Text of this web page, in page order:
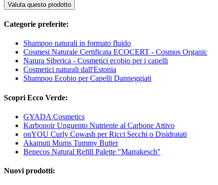
Valuta questo prodotto
Categorie preferite:
Shampoo naturali in formato fluido
Cosmesi Naturale Certificata ECOCERT - Cosmos Organic
Natura Siberica - Cosmetici ecobio per i capelli
Cosmetici naturali dall'Estonia
Shampoo Ecobio per Capelli Danneggiati
Scopri Ecco Verde:
GYADA Cosmetics
Karbonoir Unguento Nutriente al Carbone Attivo
onYOU Curly Cowash per Ricci Secchi o Disidratati
Akamuti Mums Tummy Butter
Benecos Natural Refill Palette "Marrakesch"
Nuovi prodotti: